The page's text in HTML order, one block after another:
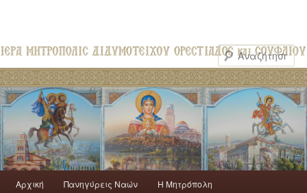
Αρχική Πανηγύρεις Ναών H Mητρόπολη